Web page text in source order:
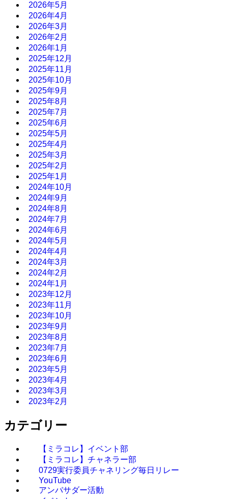
2026年5月
2026年4月
2026年3月
2026年2月
2026年1月
2025年12月
2025年11月
2025年10月
2025年9月
2025年8月
2025年7月
2025年6月
2025年5月
2025年4月
2025年3月
2025年2月
2025年1月
2024年10月
2024年9月
2024年8月
2024年7月
2024年6月
2024年5月
2024年4月
2024年3月
2024年2月
2024年1月
2023年12月
2023年11月
2023年10月
2023年9月
2023年8月
2023年7月
2023年6月
2023年5月
2023年4月
2023年3月
2023年2月
カテゴリー
【ミラコレ】イベント部
【ミラコレ】チャネラー部
0729実行委員チャネリング毎日リレー
YouTube
アンバサダー活動